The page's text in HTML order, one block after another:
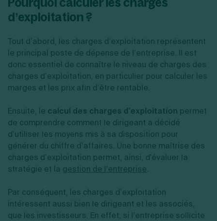
d’exploitation ?
Tout d’abord, les charges d’exploitation représentent
le principal poste de dépense de l’entreprise. Il est
donc essentiel de connaître le niveau de charges des
charges d’exploitation, en particulier pour calculer les
marges et les prix afin d’être rentable.
Ensuite, le calcul des charges d’exploitation permet
de comprendre comment le dirigeant a décidé
d’utiliser les moyens mis à sa disposition pour
générer du chiffre d’affaires. Une bonne maîtrise des
charges d’exploitation permet, ainsi, d'évaluer la
stratégie et la gestion de l’entreprise.
Par conséquent, les charges d’exploitation
intéressent aussi bien le dirigeant et les associés,
que les investisseurs. En effet, si l’entreprise sollicite